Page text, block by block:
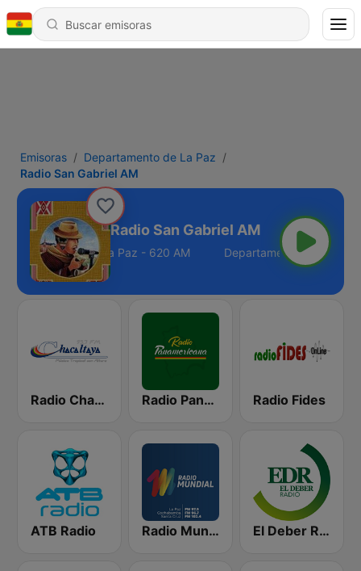
Emisoras
Departamento de La Paz
Radio San Gabriel AM
Radio San Gabriel AM
Departamento de La Paz - 620 AM
Radio Chacaltaya Radio Panamericana Radio Fides
ATB Radio Radio Mundial Bolivia El Deber Radio